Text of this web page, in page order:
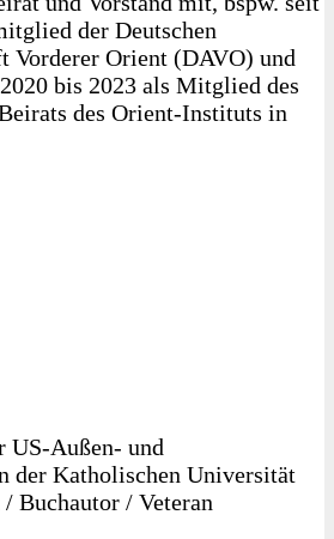
der Deutschen
Vorderer Orient (DAVO) und
bis 2023 als Mitglied des
des Orient-Instituts in
US-Außen- und
der Katholischen Universität
Buchautor / Veteran